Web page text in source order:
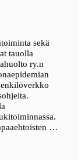
sekä
tauolla
ry.n
…